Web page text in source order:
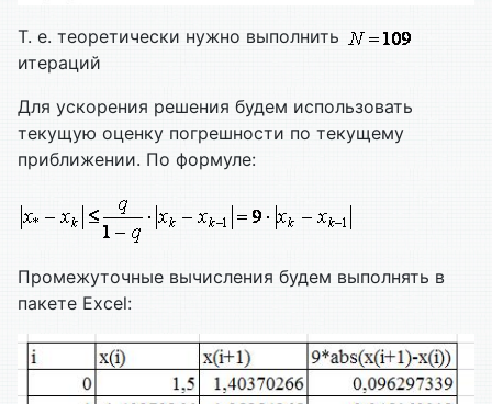
Т. е. теоретически нужно выполнить
итераций
Для ускорения решения будем использовать
текущую оценку погрешности по текущему
приближении. По формуле:
Промежуточные вычисления будем выполнять в
пакете Excel: